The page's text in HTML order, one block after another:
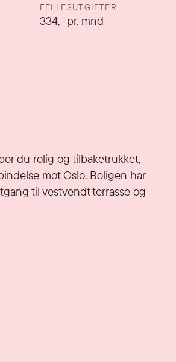
FELLESUTGIFTER
334,- pr. mnd
du rolig og tilbaketrukket,
mot Oslo. Boligen har
til vestvendt terrasse og